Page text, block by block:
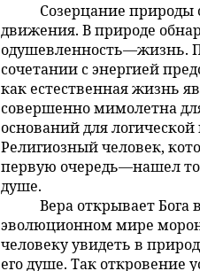
Созерцание природы
движения. В природе
одушевленность—жизнь.
сочетании с энергией
как естественная жизнь
совершенно мимолетна
оснований для
Религиозный человек,
первую очередь—нашел
душе.
Вера открывает
эволюционном мире
человеку увидеть в
его душе. Так откровение